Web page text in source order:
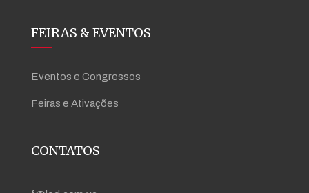
FEIRAS & EVENTOS
Eventos e Congressos
Feiras e Ativações
CONTATOS